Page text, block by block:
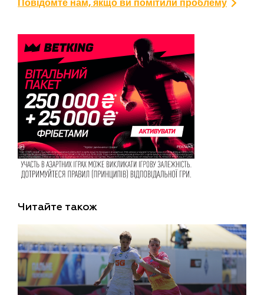
Повідомте нам, якщо ви помітили проблему
Читайте також